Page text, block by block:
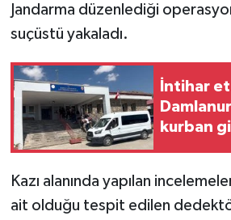
Jandarma düzenlediği
suçüstü yakaladı.
İntihar
kurban
Kazı alanında yapılan
ait olduğu tespit edilen